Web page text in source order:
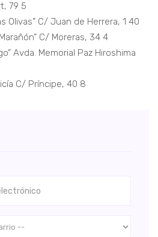
79 5
Olivas” C/ Juan de Herrera, 1 40
C/ Moreras, 34 4
Avda. Memorial Paz Hiroshima
C/ Príncipe, 40 8